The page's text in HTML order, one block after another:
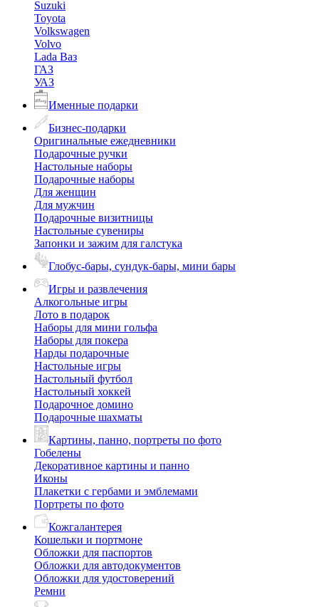
Suzuki
Toyota
Volkswagen
Volvo
Lada Ваз
ГАЗ
УАЗ
Именные подарки
Бизнес-подарки
Оригинальные ежедневники
Подарочные ручки
Настольные наборы
Подарочные наборы
Для женщин
Для мужчин
Подарочные визитницы
Настольные сувениры
Запонки и зажим для галстука
Глобус-бары, сундук-бары, мини бары
Игры и развлечения
Алкогольные игры
Лото в подарок
Наборы для мини гольфа
Наборы для покера
Нарды подарочные
Настольные игры
Настольный футбол
Настольный хоккей
Подарочное домино
Подарочные шахматы
Картины, панно, портреты по фото
Гобелены
Декоративное картины и панно
Иконы
Плакетки с гербами и эмблемами
Портреты по фото
Кожгалантерея
Кошельки и портмоне
Обложки для паспортов
Обложки для автодокументов
Обложки для удостоверений
Ремни